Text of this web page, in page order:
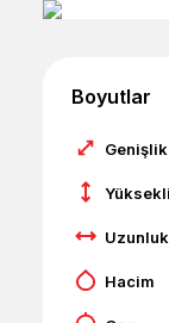
Boyutlar
Genişlik
Uzunluk
Hacim